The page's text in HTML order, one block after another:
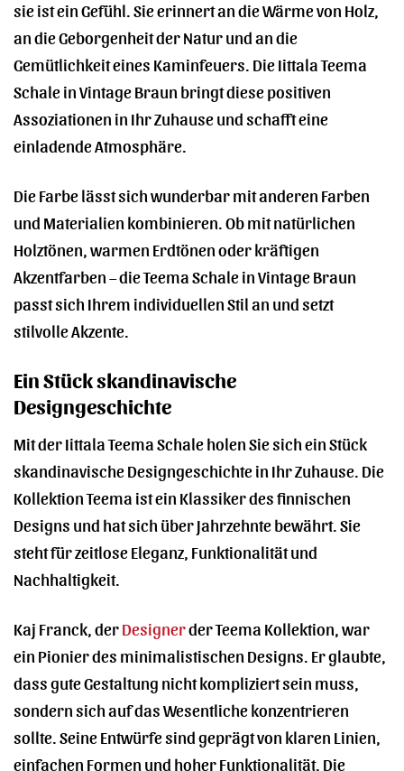
sie ist ein Gefühl. Sie erinnert an die Wärme von Holz,
an die Geborgenheit der Natur und an die
Gemütlichkeit eines Kaminfeuers. Die Iittala Teema
Schale in Vintage Braun bringt diese positiven
Assoziationen in Ihr Zuhause und schafft eine
einladende Atmosphäre.
Die Farbe lässt sich wunderbar mit anderen Farben
und Materialien kombinieren. Ob mit natürlichen
Holztönen, warmen Erdtönen oder kräftigen
Akzentfarben – die Teema Schale in Vintage Braun
passt sich Ihrem individuellen Stil an und setzt
stilvolle Akzente.
Ein Stück skandinavische
Designgeschichte
Mit der Iittala Teema Schale holen Sie sich ein Stück
skandinavische Designgeschichte in Ihr Zuhause. Die
Kollektion Teema ist ein Klassiker des finnischen
Designs und hat sich über Jahrzehnte bewährt. Sie
steht für zeitlose Eleganz, Funktionalität und
Nachhaltigkeit.
Kaj Franck, derDesignerder Teema Kollektion, war
ein Pionier des minimalistischen Designs. Er glaubte,
dass gute Gestaltung nicht kompliziert sein muss,
sondern sich auf das Wesentliche konzentrieren
sollte. Seine Entwürfe sind geprägt von klaren Linien,
einfachen Formen und hoher Funktionalität. Die